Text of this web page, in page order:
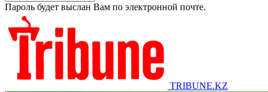
Пароль будет выслан Вам по электронной почте.
TRIBUNE.KZ